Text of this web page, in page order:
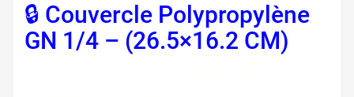
🔒 Couvercle Polypropylène
GN 1/4 – (26.5×16.2 CM)